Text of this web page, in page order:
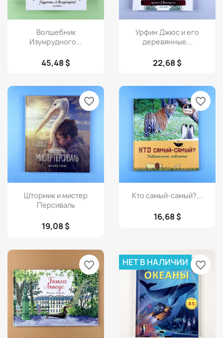
Просмотр
Волшебник
Изумрудного...
45,48 $
Просмотр
Урфин Джюс и его
деревянные...
22,68 $
Просмотр
Штормик и мистер
Персиваль
19,08 $
favorite_border
Просмотр
Кто самый-самый?...
16,68 $
favorite_border
favorite_border НЕТ В НАЛИЧИИ favorite_border